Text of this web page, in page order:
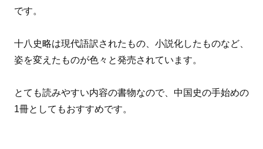
です。
十八史略は現代語訳されたもの、小説化したものなど、
姿を変えたものが色々と発売されています。
とても読みやすい内容の書物なので、中国史の手始めの
1冊としてもおすすめです。